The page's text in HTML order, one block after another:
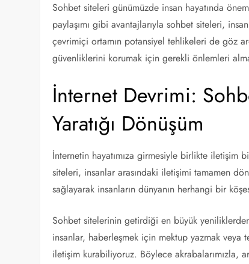
Sohbet siteleri günümüzde insan hayatında
paylaşımı gibi avantajlarıyla sohbet siteleri,
çevrimiçi ortamın potansiyel tehlikeleri de göz
güvenliklerini korumak için gerekli önlemleri
İnternet Devrimi:
Yaratığı Dönüşüm
İnternetin hayatımıza girmesiyle birlikte
siteleri, insanlar arasındaki iletişimi tamamen
sağlayarak insanların dünyanın herhangi bir
Sohbet sitelerinin getirdiği en büyük
insanlar, haberleşmek için mektup yazmak veya
iletişim kurabiliyoruz. Böylece akrabalarımızla,